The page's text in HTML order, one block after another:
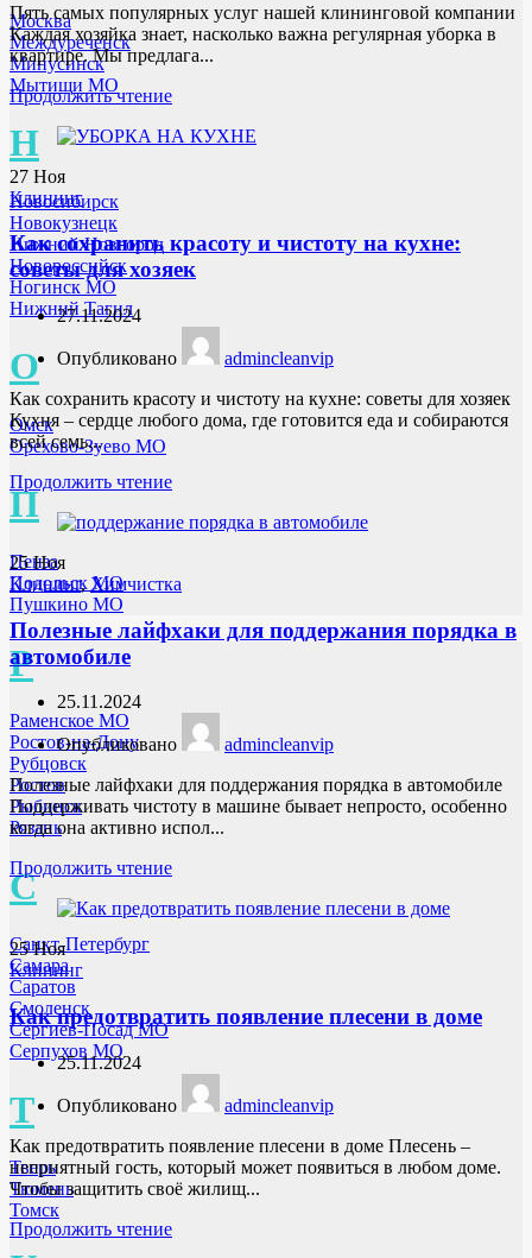
Москва
Междуреченск
Минусинск
Мытищи МО
Н
Новосибирск
Новокузнецк
Нижний Новгород
Новороссийск
Ногинск МО
Нижний Тагил
О
Омск
Орехово-Зуево МО
П
Пенза
Подольск МО
Пушкино МО
Р
Раменское МО
Ростов-на-Дону
Рубцовск
Ростов
Рыбинск
Рязань
С
Санкт-Петербург
Самара
Саратов
Смоленск
Сергиев-Посад МО
Серпухов МО
Т
Тверь
Тюмень
Томск
Пять самых популярных услуг нашей клининговой компании
Каждая хозяйка знает, насколько важна регулярная уборка в
квартире. Мы предлага...
Продолжить чтение
27 Ноя
Клининг
Как сохранить красоту и чистоту на кухне:
советы для хозяек
27.11.2024
Опубликовано
admincleanvip
Как сохранить красоту и чистоту на кухне: советы для хозяек
Кухня – сердце любого дома, где готовится еда и собираются
всей семь...
Продолжить чтение
25Ноя
Клининг,Химчистка
Полезные лайфхаки для поддержания порядка в
автомобиле
25.11.2024
Опубликовано
admincleanvip
Полезные лайфхаки для поддержания порядка в автомобиле
Поддерживать чистоту в машине бывает непросто, особенно
когда она активно испол...
Продолжить чтение
25Ноя
Клининг
Как предотвратить появление плесени в доме
25.11.2024
Опубликовано
admincleanvip
Как предотвратить появление плесени в доме Плесень –
неприятный гость, который может появиться в любом доме.
Чтобы защитить своё жилищ...
Продолжить чтение